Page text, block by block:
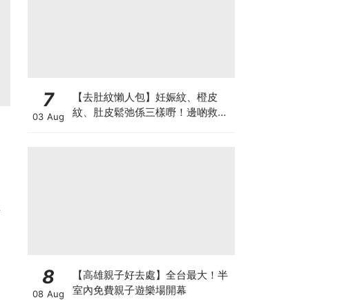
7
03 Aug
【去肚紋懶人包】妊娠紋、橙皮
紋、肚皮鬆弛係三樣嘢！邊啲救得
8
08 Aug
【高雄親子好去處】全台最大！半
室內免費親子遊樂場開幕